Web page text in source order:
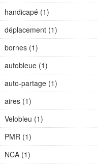
handicapé (1)
déplacement (1)
bornes (1)
autobleue (1)
auto-partage (1)
aires (1)
Velobleu (1)
PMR (1)
NCA (1)